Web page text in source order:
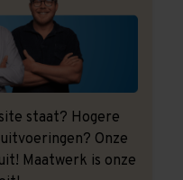
staat? Hogere
Onze
Maatwerk is onze